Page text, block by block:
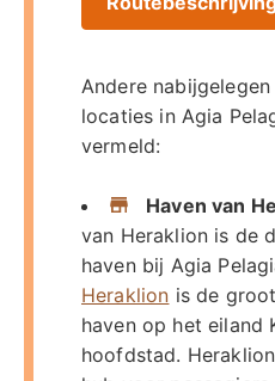
Andere
locaties in Agia
vermeld:
Haven van
van Heraklion is de
haven bij Agia
Heraklion is de
haven op het eiland
hoofdstad.